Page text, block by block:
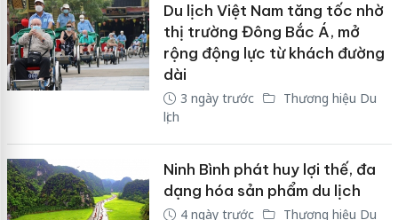
Du lịch Việt Nam tăng tốc nhờ
thị trường Đông Bắc Á, mở
rộng động lực từ khách đường
dài
3 ngày trước
Thương hiệu Du
lịch
Ninh Bình phát huy lợi thế, đa
dạng hóa sản phẩm du lịch
4 ngày trước
Thương hiệu Du